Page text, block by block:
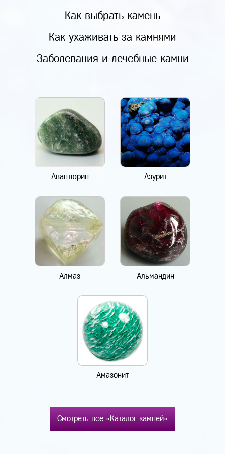
Как выбрать камень
Как ухаживать за камнями
Заболевания и лечебные камни
Авантюрин Азурит
Алмаз Альмандин
Амазонит
Смотреть все «Каталог камней»